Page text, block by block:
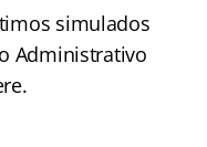
simulados
Administrativo